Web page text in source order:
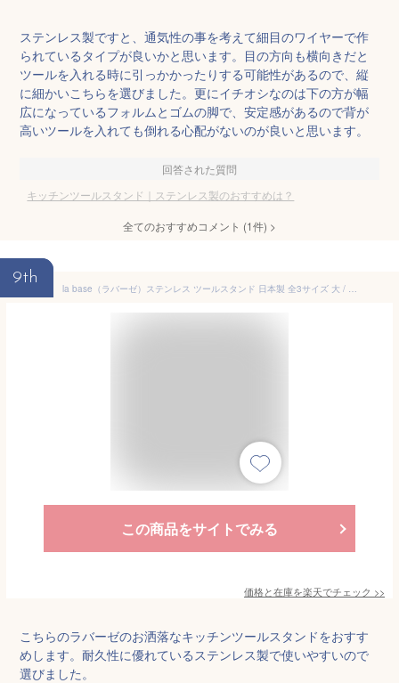
ステンレス製ですと、通気性の事を考えて細目のワイヤーで作
られているタイプが良いかと思います。目の方向も横向きだと
ツールを入れる時に引っかかったりする可能性があるので、縦
に細かいこちらを選びました。更にイチオシなのは下の方が幅
広になっているフォルムとゴムの脚で、安定感があるので背が
高いツールを入れても倒れる心配がないのが良いと思います。
回答された質問
キッチンツールスタンド｜ステンレス製のおすすめは？
全てのおすすめコメント (1件) >
9th
la base（ラバーゼ）ステンレス ツールスタンド 日本製 全3サイズ 大 / 中 / 小ラ・バーゼ/おしゃれ/キッチン用品/キッチンツール/キッチン収納/台所収納
この商品をサイトでみる
価格と在庫を楽天でチェック >>
こちらのラバーゼのお洒落なキッチンツールスタンドをおすす
めします。耐久性に優れているステンレス製で使いやすいので
選びました。